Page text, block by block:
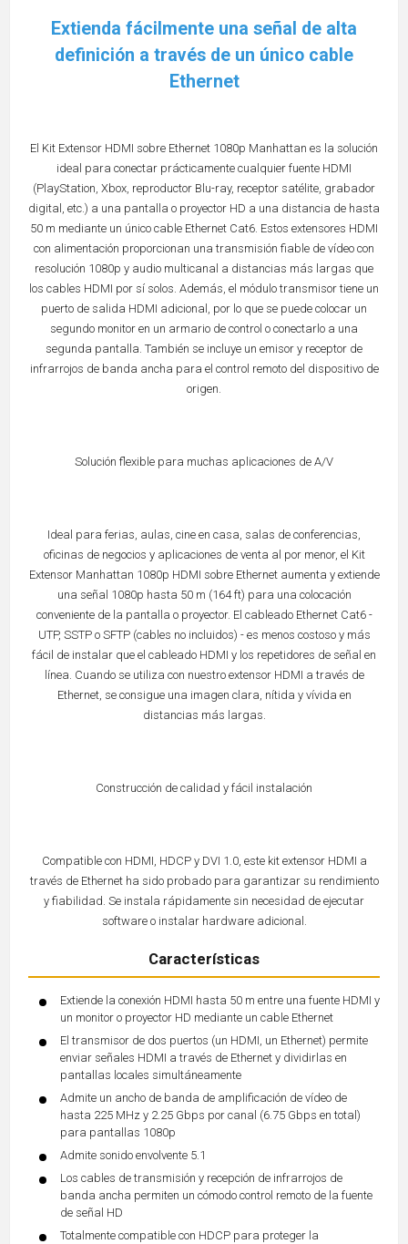
Extienda fácilmente una señal de alta
definición a través de un único cable
Ethernet
El Kit Extensor HDMI sobre Ethernet 1080p Manhattan es la solución
ideal para conectar prácticamente cualquier fuente HDMI
(PlayStation, Xbox, reproductor Blu-ray, receptor satélite, grabador
digital, etc.) a una pantalla o proyector HD a una distancia de hasta
50 m mediante un único cable Ethernet Cat6. Estos extensores HDMI
con alimentación proporcionan una transmisión fiable de vídeo con
resolución 1080p y audio multicanal a distancias más largas que
los cables HDMI por sí solos. Además, el módulo transmisor tiene un
puerto de salida HDMI adicional, por lo que se puede colocar un
segundo monitor en un armario de control o conectarlo a una
segunda pantalla. También se incluye un emisor y receptor de
infrarrojos de banda ancha para el control remoto del dispositivo de
origen.
Solución flexible para muchas aplicaciones de A/V
Ideal para ferias, aulas, cine en casa, salas de conferencias,
oficinas de negocios y aplicaciones de venta al por menor, el Kit
Extensor Manhattan 1080p HDMI sobre Ethernet aumenta y extiende
una señal 1080p hasta 50 m (164 ft) para una colocación
conveniente de la pantalla o proyector. El cableado Ethernet Cat6 -
UTP, SSTP o SFTP (cables no incluidos) - es menos costoso y más
fácil de instalar que el cableado HDMI y los repetidores de señal en
línea. Cuando se utiliza con nuestro extensor HDMI a través de
Ethernet, se consigue una imagen clara, nítida y vívida en
distancias más largas.
Construcción de calidad y fácil instalación
Compatible con HDMI, HDCP y DVI 1.0, este kit extensor HDMI a
través de Ethernet ha sido probado para garantizar su rendimiento
y fiabilidad. Se instala rápidamente sin necesidad de ejecutar
software o instalar hardware adicional.
Características
Extiende la conexión HDMI hasta 50 m entre una fuente HDMI y
un monitor o proyector HD mediante un cable Ethernet
El transmisor de dos puertos (un HDMI, un Ethernet) permite
enviar señales HDMI a través de Ethernet y dividirlas en
pantallas locales simultáneamente
Admite un ancho de banda de amplificación de vídeo de
hasta 225 MHz y 2.25 Gbps por canal (6.75 Gbps en total)
para pantallas 1080p
Admite sonido envolvente 5.1
Los cables de transmisión y recepción de infrarrojos de
banda ancha permiten un cómodo control remoto de la fuente
de señal HD
Totalmente compatible con HDCP para proteger la